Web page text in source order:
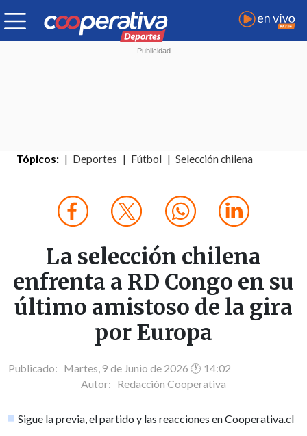
Tópicos: Deportes Fútbol Selección chilena
La selección chilena
enfrenta a RD Congo en su
último amistoso de la gira
por Europa
Publicado: Martes, 9 de Junio de 2026 🕐 14:02
Autor: Redacción Cooperativa
Sigue la previa, el partido y las reacciones en Cooperativa.cl